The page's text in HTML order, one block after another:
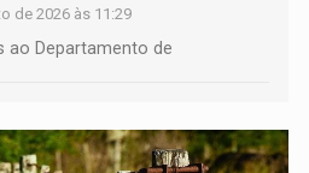
de 2026 às 11:29
ao Departamento de